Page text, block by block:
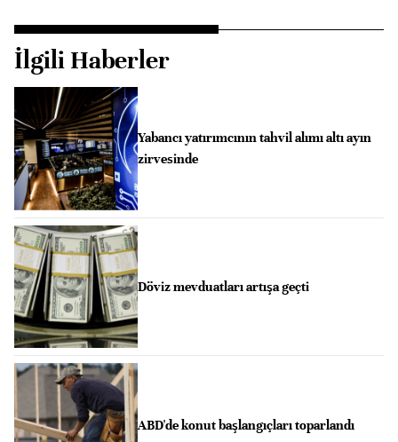
İlgili Haberler
Yabancı yatırımcının tahvil alımı altı ayın
zirvesinde
Döviz mevduatları artışa geçti
ABD'de konut başlangıçları toparlandı